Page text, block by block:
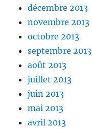
décembre 2013
novembre 2013
octobre 2013
septembre 2013
août 2013
juillet 2013
juin 2013
mai 2013
avril 2013